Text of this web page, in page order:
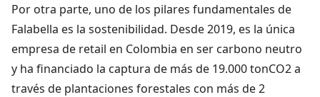
Por otra parte, uno de los pilares fundamentales de
Falabella es la sostenibilidad. Desde 2019, es la única
empresa de retail en Colombia en ser carbono neutro
y ha financiado la captura de más de 19.000 tonCO2 a
través de plantaciones forestales con más de 2